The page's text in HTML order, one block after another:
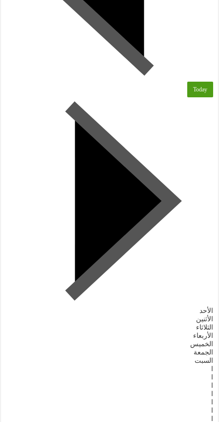
Today
الأحد
الأثنين
الثلاثاء
الأربعاء
الخميس
الجمعة
السبت